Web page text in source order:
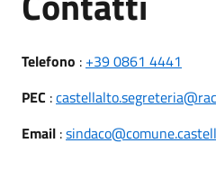
Telefono : +39 0861 4441
PEC :
Email: